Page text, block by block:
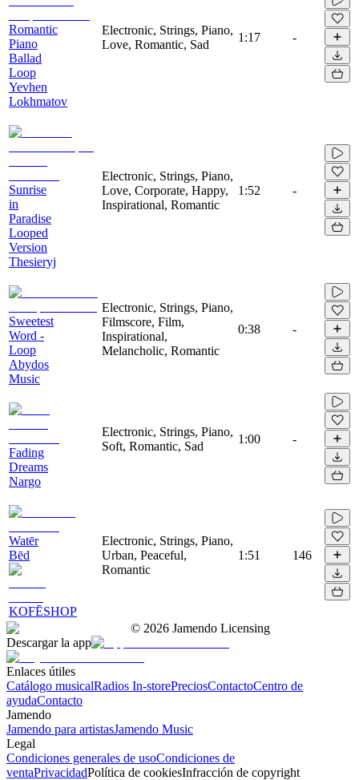
Romantic
Piano
Ballad
Loop
Yevhen
Lokhmatov
Electronic, Strings, Piano,
Love, Romantic, Sad
1:17 -
Sunrise
in
Paradise
Looped
Version
Thesieryj
Electronic, Strings, Piano,
Love, Corporate, Happy,
Inspirational, Romantic
1:52 -
Sweetest
Word -
Loop
Abydos
Music
Electronic, Strings, Piano,
Filmscore, Film,
Inspirational,
Melancholic, Romantic
0:38 -
Fading
Dreams
Nargo
Electronic, Strings, Piano,
Soft, Romantic, Sad
1:00 -
Watēr
Bēd
KOFĒSHOP
Electronic, Strings, Piano,
Urban, Peaceful,
Romantic
1:51 146
© 2026 Jamendo Licensing
Descargar la app
Enlaces útiles
Catálogo musicalRadios In-storePreciosContactoCentro de
ayudaContacto
Jamendo
Jamendo para artistasJamendo Music
Legal
Condiciones generales de usoCondiciones de
ventaPrivacidadPolítica de cookiesInfracción de copyright